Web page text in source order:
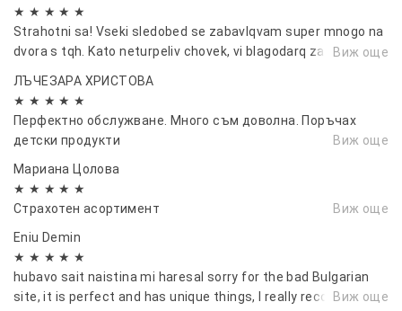
★ ★ ★ ★ ★
Strahotni sa! Vseki sledobed se zabavlqvam super mnogo na
dvora s tqh. Kato neturpeliv chovek, vi blagodarq za burzata
Виж още
ЛЪЧЕЗАРА ХРИСТОВА
★ ★ ★ ★ ★
Перфектно обслужване. Много съм доволна. Поръчах
детски продукти
Виж още
Мариана Цолова
★ ★ ★ ★ ★
Страхотен асортимент
Виж още
Eniu Demin
★ ★ ★ ★ ★
hubavo sait naistina mi haresal sorry for the bad Bulgarian
site, it is perfect and has unique things, I really recommend it
Виж още